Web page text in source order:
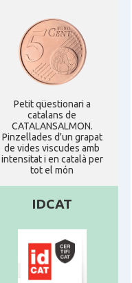
Petit qüestionari a
catalans de
CATALANSALMON.
Pinzellades d'un grapat
de vides viscudes amb
intensitat i en català per
tot el món
IDCAT